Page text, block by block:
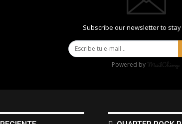
Subscribe our newsletter to
Powered by